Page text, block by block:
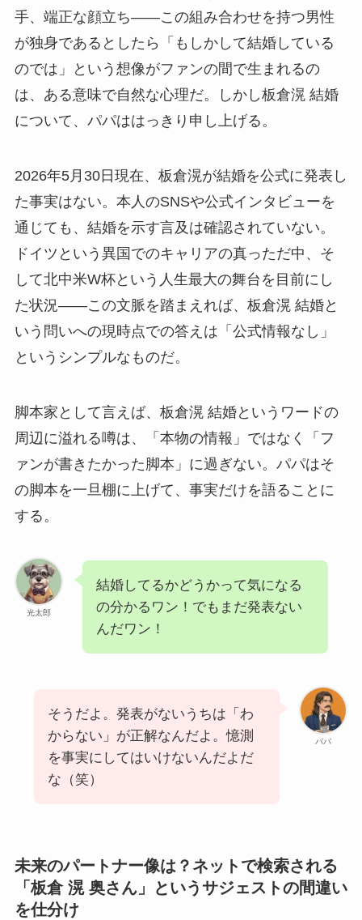
手、端正な顔立ち——この組み合わせを持つ男性
が独身であるとしたら「もしかして結婚している
のでは」という想像がファンの間で生まれるの
は、ある意味で自然な心理だ。しかし板倉滉 結婚
について、パパははっきり申し上げる。
2026年5月30日現在、板倉滉が結婚を公式に発表し
た事実はない。本人のSNSや公式インタビューを
通じても、結婚を示す言及は確認されていない。
ドイツという異国でのキャリアの真っただ中、そ
して北中米W杯という人生最大の舞台を目前にし
た状況——この文脈を踏まえれば、板倉滉 結婚と
いう問いへの現時点での答えは「公式情報なし」
というシンプルなものだ。
脚本家として言えば、板倉滉 結婚というワードの
周辺に溢れる噂は、「本物の情報」ではなく「フ
ァンが書きたかった脚本」に過ぎない。パパはそ
の脚本を一旦棚に上げて、事実だけを語ることに
する。
光太郎
結婚してるかどうかって気になる
の分かるワン！でもまだ発表ない
んだワン！
パパ
そうだよ。発表がないうちは「わ
からない」が正解なんだよ。憶測
を事実にしてはいけないんだよだ
な（笑）
未来のパートナー像は？ネットで検索される
「板倉 滉 奥さん」というサジェストの間違い
を仕分け